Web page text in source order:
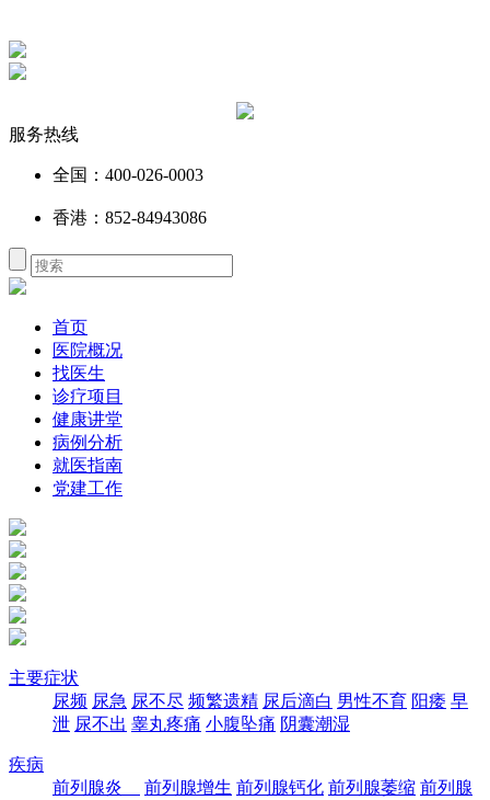
服务热线
全国：400-026-0003
香港：852-84943086
首页
医院概况
找医生
诊疗项目
健康讲堂
病例分析
就医指南
党建工作
主要症状
尿频 尿急 尿不尽 频繁遗精 尿后滴白 男性不育 阳痿 早
泄 尿不出 睾丸疼痛 小腹坠痛 阴囊潮湿
疾病
前列腺炎
前列腺增生 前列腺钙化 前列腺萎缩 前列腺